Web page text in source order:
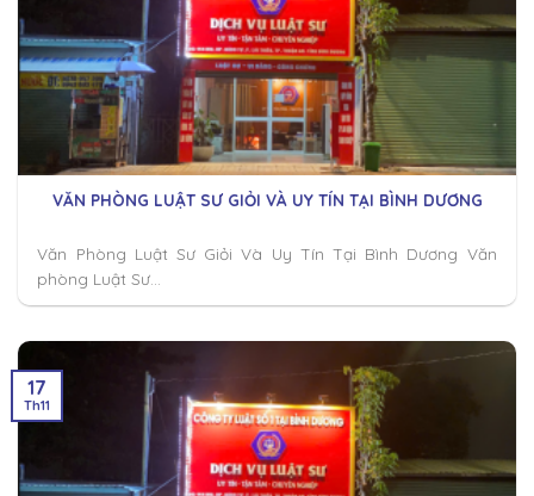
VĂN PHÒNG LUẬT SƯ GIỎI VÀ UY TÍN TẠI BÌNH DƯƠNG
Văn Phòng Luật Sư Giỏi Và Uy Tín Tại Bình Dương Văn
phòng Luật Sư...
17
Th11